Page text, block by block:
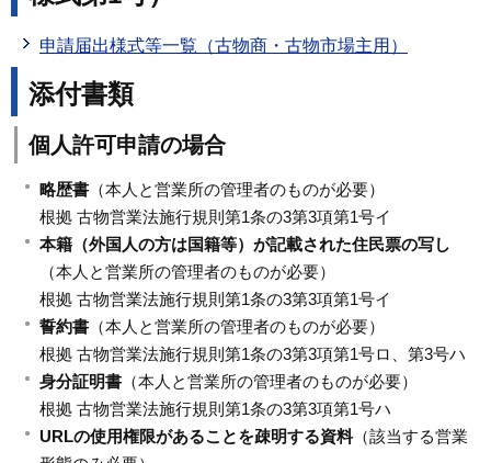
申請届出様式等一覧（古物商・古物市場主用）
添付書類
個人許可申請の場合
略歴書 （本人と営業所の管理者のものが必要）
根拠 古物営業法施行規則第1条の3第3項第1号イ
本籍（外国人の方は国籍等）が記載された住民票の写し
（本人と営業所の管理者のものが必要）
根拠 古物営業法施行規則第1条の3第3項第1号イ
誓約書 （本人と営業所の管理者のものが必要）
根拠 古物営業法施行規則第1条の3第3項第1号ロ、第3号ハ
身分証明書 （本人と営業所の管理者のものが必要）
根拠 古物営業法施行規則第1条の3第3項第1号ハ
URLの使用権限があることを疎明する資料（該当する営業